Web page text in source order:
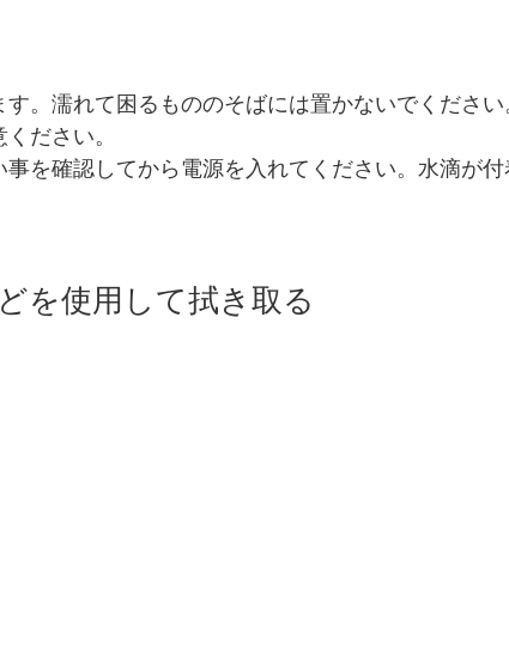
。濡れて困るもののそばには置かないでください
ださい。
を確認してから電源を入れてください。水滴が
を使用して拭き取る